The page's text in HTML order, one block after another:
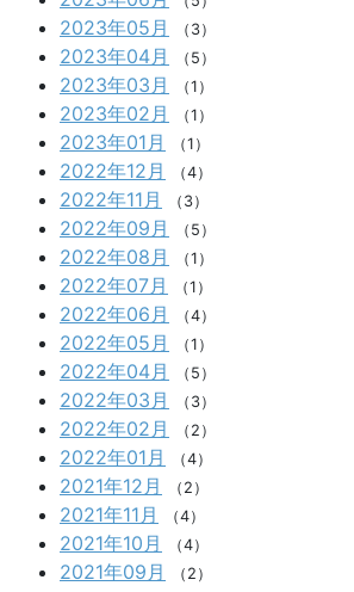
2023年05月 （3）
2023年04月 （5）
2023年03月 （1）
2023年02月 （1）
2023年01月 （1）
2022年12月 （4）
2022年11月 （3）
2022年09月 （5）
2022年08月 （1）
2022年07月 （1）
2022年06月 （4）
2022年05月 （1）
2022年04月 （5）
2022年03月 （3）
2022年02月 （2）
2022年01月 （4）
2021年12月 （2）
2021年11月 （4）
2021年10月 （4）
2021年09月 （2）